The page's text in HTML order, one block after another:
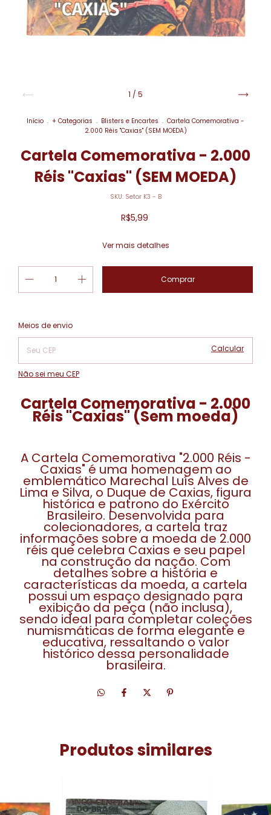
1 / 5
Início . + Categorias . Blisters e Encartes . Cartela Comemorativa -
2.000 Réis "Caxias" (SEM MOEDA)
Cartela Comemorativa - 2.000
Réis "Caxias" (SEM MOEDA)
SKU: Setor K3 - B
R$5,99
Ver mais detalhes
Entregas para o CEP:
Meios de envio
Calcular
Não sei meu CEP
Cartela Comemorativa - 2.000
Réis "Caxias" (Sem moeda)
A Cartela Comemorativa "2.000 Réis -
Caxias" é uma homenagem ao
emblemático Marechal Luís Alves de
Lima e Silva, o Duque de Caxias, figura
histórica e patrono do Exército
Brasileiro. Desenvolvida para
colecionadores, a cartela traz
informações sobre a moeda de 2.000
réis que celebra Caxias e seu papel
na construção da nação. Com
detalhes sobre a história e
características da moeda, a cartela
possui um espaço designado para
exibição da peça (não inclusa),
sendo ideal para completar coleções
numismáticas de forma elegante e
educativa, ressaltando o valor
histórico dessa personalidade
brasileira.
Produtos similares